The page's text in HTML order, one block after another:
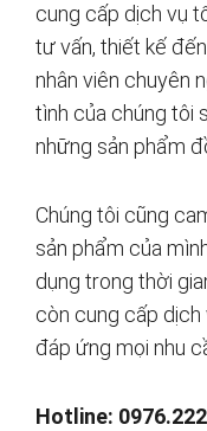
cung cấp dịch vụ
tư vấn, thiết kế
nhân viên chuyên
tình của chúng tôi
những sản phẩm
Chúng tôi cũng
sản phẩm của
dụng trong thời
còn cung cấp dịch
đáp ứng mọi nhu
Hotline: